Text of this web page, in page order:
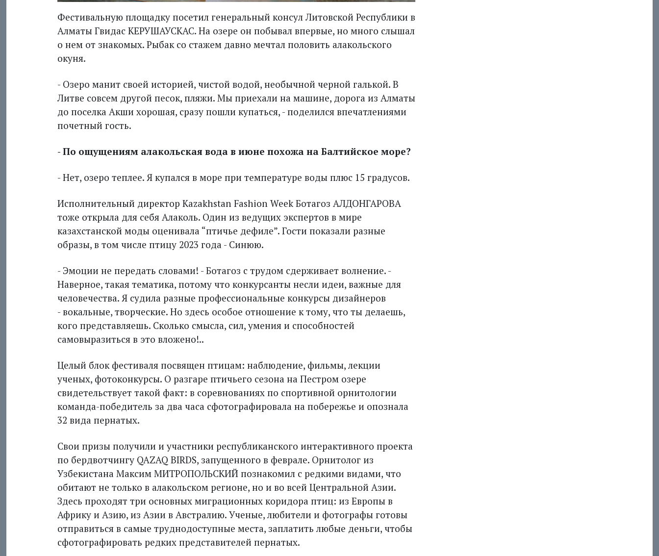
Фестивальную площадку посетил генеральный консул Литовской Республики в
Алматы Гвидас КЕРУШАУСКАС. На озере он побывал впервые, но много слышал
о нем от знакомых. Рыбак со стажем давно мечтал половить алакольского
окуня.
- Озеро манит своей историей, чистой водой, необычной черной галькой. В
Литве совсем другой песок, пляжи. Мы приехали на машине, дорога из Алматы
до поселка Акши хорошая, сразу пошли купаться, - поделился впечатлениями
почетный гость.
- По ощущениям алакольская вода в июне похожа на Балтийское море?
- Нет, озеро теплее. Я купался в море при температуре воды плюс 15 градусов.
Исполнительный директор Kazakhstan Fashion Week Ботагоз АЛДОНГАРОВА
тоже открыла для себя Алаколь. Один из ведущих экспертов в мире
казахстанской моды оценивала “птичье дефиле”. Гости показали разные
образы, в том числе птицу 2023 года - Синюю.
- Эмоции не передать словами! - Ботагоз с трудом сдерживает волнение. -
Наверное, такая тематика, потому что конкурсанты несли идеи, важные для
человечества. Я судила разные профессио­нальные конкурсы дизайнеров
- вокальные, творческие. Но здесь особое отношение к тому, что ты делаешь,
кого представляешь. Сколько смысла, сил, умения и способностей
самовыразиться в это вложено!..
Целый блок фестиваля посвящен птицам: наблюдение, фильмы, лекции
ученых, фотоконкурсы. О разгаре птичьего сезона на Пестром озере
свидетельствует такой факт: в соревнованиях по спортивной орнитологии
команда-победитель за два часа сфотографировала на побережье и опознала
32 вида пернатых.
Свои призы получили и участники республиканского интерактивного проекта
по бердвотчингу QAZAQ BIRDS, запущенного в феврале. Орнитолог из
Узбекистана Максим МИТРОПОЛЬСКИЙ познакомил с редкими видами, что
обитают не только в алакольском регионе, но и во всей Центральной Азии.
Здесь проходят три основных миграционных коридора птиц: из Европы в
Африку и Азию, из Азии в Австралию. Ученые, любители и фотографы готовы
отправиться в самые труднодоступные места, заплатить любые деньги, чтобы
сфотографировать редких представителей пернатых.